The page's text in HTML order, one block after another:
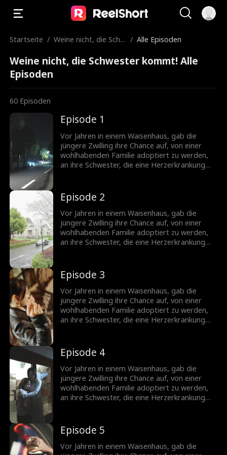
Startseite / Weine nicht, die Schw / Alle Episoden
Weine nicht, die Schwester kommt! Alle
Episoden
60 Episoden
Episode 1
Vor Jahren in einem Waisenhaus, gab die
jüngere Zwilling ihre Chance auf, von einer
wohlhabenden Familie adoptiert zu werden,
an ihre Schwester, die eine Herzerkrankung
spart keine Kosten, um nach ihrer Schwester
zu suchen. In der Zwischenzeit leidet die
jüngere Schwester unter einem schwierigen
Leben im Haus ihrer Schwiegereltern,
betrogen und schließlich bis zum Tod
geschädigt. Die ältere Schwester schwört,
Episode 2
Vor Jahren in einem Waisenhaus, gab die
jüngere Zwilling ihre Chance auf, von einer
wohlhabenden Familie adoptiert zu werden,
an ihre Schwester, die eine Herzerkrankung
spart keine Kosten, um nach ihrer Schwester
zu suchen. In der Zwischenzeit leidet die
jüngere Schwester unter einem schwierigen
Leben im Haus ihrer Schwiegereltern,
betrogen und schließlich bis zum Tod
geschädigt. Die ältere Schwester schwört,
Episode 3
Vor Jahren in einem Waisenhaus, gab die
jüngere Zwilling ihre Chance auf, von einer
wohlhabenden Familie adoptiert zu werden,
an ihre Schwester, die eine Herzerkrankung
spart keine Kosten, um nach ihrer Schwester
zu suchen. In der Zwischenzeit leidet die
jüngere Schwester unter einem schwierigen
Leben im Haus ihrer Schwiegereltern,
betrogen und schließlich bis zum Tod
geschädigt. Die ältere Schwester schwört,
Episode 4
Vor Jahren in einem Waisenhaus, gab die
jüngere Zwilling ihre Chance auf, von einer
wohlhabenden Familie adoptiert zu werden,
an ihre Schwester, die eine Herzerkrankung
spart keine Kosten, um nach ihrer Schwester
zu suchen. In der Zwischenzeit leidet die
jüngere Schwester unter einem schwierigen
Episode 5
Vor Jahren in einem Waisenhaus, gab die